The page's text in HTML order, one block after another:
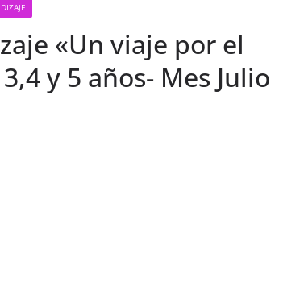
«Un viaje por el
y 5 años- Mes Julio